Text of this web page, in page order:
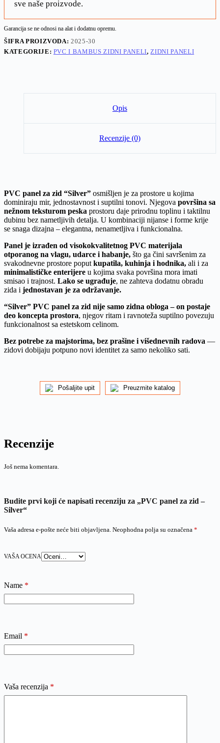
sve naše proizvode.
Garancija se ne odnosi na alat i dodatnu opremu.
ŠIFRA PROIZVODA:2025-30
KATEGORIJE: PVC I BAMBUS ZIDNI PANELI,ZIDNI PANELI
Opis
Recenzije (0)
PVC panel za zid “Silver” osmišljen je za prostore u kojima
dominiraju mir, jednostavnost i suptilni tonovi. Njegova površina sa
nežnom teksturom peska prostoru daje prirodnu toplinu i taktilnu
dubinu bez nametljivih detalja. U kombinaciji nijanse i forme krije
se snaga dizajna – elegantna, nenametljiva i funkcionalna.
Panel je izrađen od visokokvalitetnog PVC materijala
otporanog na vlagu, udarce i habanje, što ga čini savršenim za
svakodnevne prostore poput kupatila, kuhinja i hodnika, ali i za
minimalističke enterijere u kojima svaka površina mora imati
smisao i trajnost. Lako se ugrađuje, ne zahteva dodatnu obradu
zida i jednostavan je za održavanje.
“Silver” PVC panel za zid nije samo zidna obloga – on postaje
deo koncepta prostora, njegov ritam i ravnoteža suptilno povezuju
funkcionalnost sa estetskom celinom.
Bez potrebe za majstorima, bez prašine i višednevnih radova —
zidovi dobijaju potpuno novi identitet za samo nekoliko sati.
Pošaljite upit Preuzmite katalog
Recenzije
Još nema komentara.
Budite prvi koji će napisati recenziju za „PVC panel za zid –
Silver“
Vaša adresa e-pošte neće biti objavljena. Neophodna polja su označena *
VAŠA OCENA
Name *
Email *
Vaša recenzija *